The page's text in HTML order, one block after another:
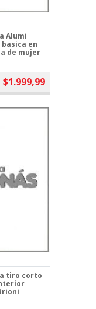
Alumi
en
de mujer
$1.999,99
tiro corto